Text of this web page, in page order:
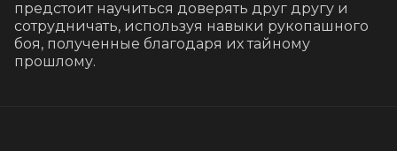
предстоит научиться доверять друг другу и
сотрудничать, используя навыки рукопашного
боя, полученные благодаря их тайному
прошлому.